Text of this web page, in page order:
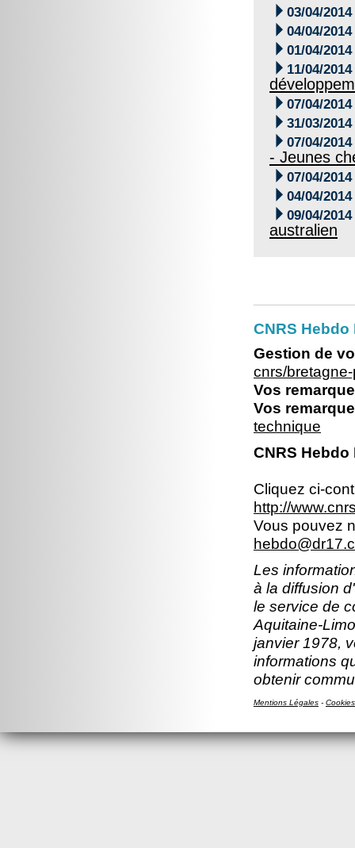
 03/04/2014
 04/04/2014
 01/04/2014
 11/04/2014
 07/04/2014
 31/03/2014
 07/04/2014
- Jeunes
 07/04/2014
 04/04/2014
 09/04/2014
australien
CNRS
Gestion de
cnrs/
Vos
Vos
technique
CNRS
Cliquez ci-
http://
Vous pouvez
Les
à la diffusion
le service de
Aquitaine-
janvier 1978,
informations
obtenir
Mentions Légales - Cookies